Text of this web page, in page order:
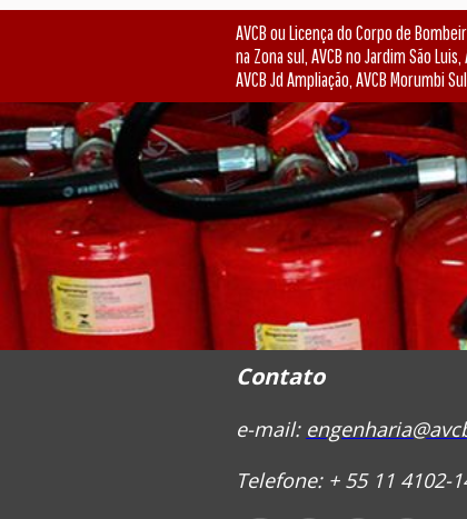
AVCB ou Licença do Corpo de
na Zona sul, AVCB no Jardim São
AVCB Jd Ampliação, AVCB Morumbi
Contato
e-mail:
Telefone: + 55 11 4102-